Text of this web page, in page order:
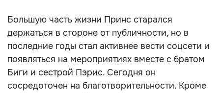
Большую часть жизни Принс старался
держаться в стороне от публичности, но в
последние годы стал активнее вести соцсети и
появляться на мероприятиях вместе с братом
Биги и сестрой Пэрис. Сегодня он
сосредоточен на благотворительности. Кроме